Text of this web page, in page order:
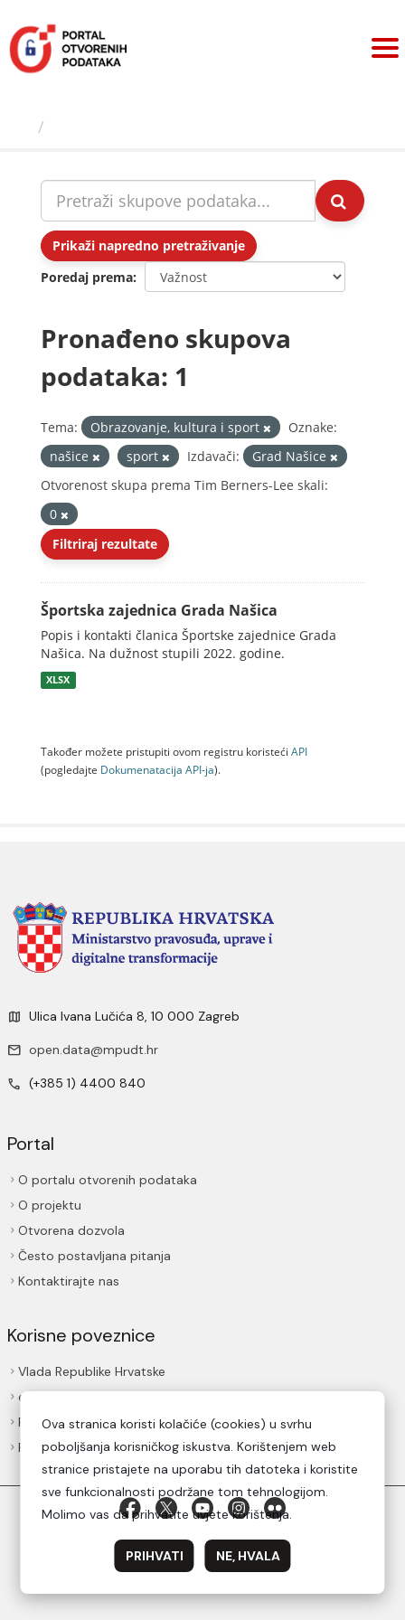
sadržaj
Prikaži napredno pretraživanje
Poredaj prema
Pronađeno skupova
podataka: 1
Tema: Obrazovanje, kultura i sport
Oznake:
našice
sport Izdavači:
Grad Našice
Otvorenost skupa prema Tim Berners-Lee skali:
0
Filtriraj rezultate
Športska zajednica Grada Našica
Popis i kontakti članica Športske zajednice Grada
Našica. Na dužnost stupili 2022. godine.
XLSX
Također možete pristupiti ovom registru koristeći API
(pogledajte Dokumenаtаcijа API-jа).